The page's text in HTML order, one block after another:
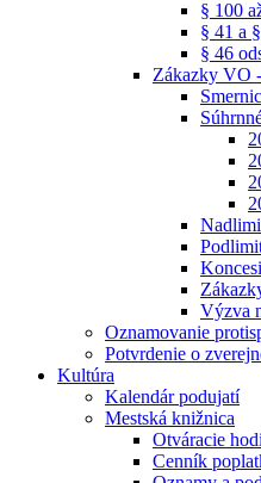
§ 100
§ 41 a
§ 46
Zákazky VO
Výzva
Oznamovanie
Potvrdenie o
Kultúra
Kalendár podujatí
Mestská knižnica
Otváracie
Cenník